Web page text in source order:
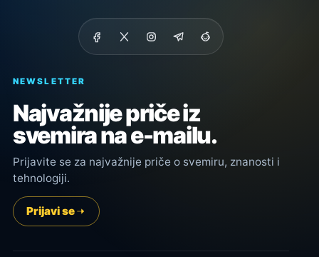
NEWSLETTER
Najvažnije priče iz
svemira na e-mailu.
Prijavite se za najvažnije priče o svemiru, znanosti i
tehnologiji.
Prijavi se